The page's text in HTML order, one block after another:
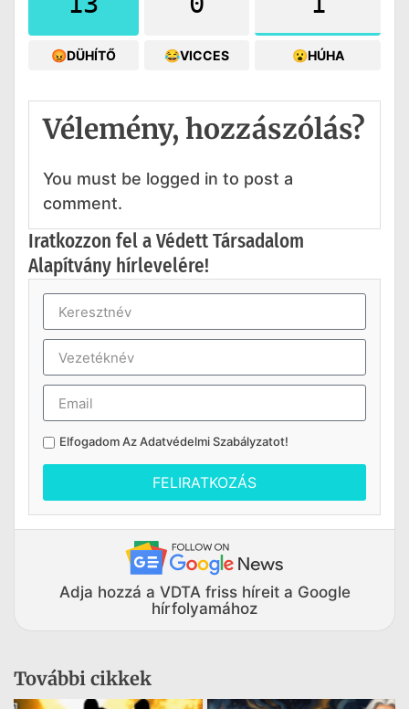
😡DÜHÍTŐ 😂VICCES 😮HÚHA
Vélemény, hozzászólás?
You must be logged in to post a
comment.
Iratkozzon fel a Védett Társadalom
Alapítvány hírlevelére!
Elfogadom AzAdatvédelmi Szabályzatot!
FELIRATKOZÁS
Adja hozzá a VDTA friss híreit a Google
hírfolyamához
További cikkek